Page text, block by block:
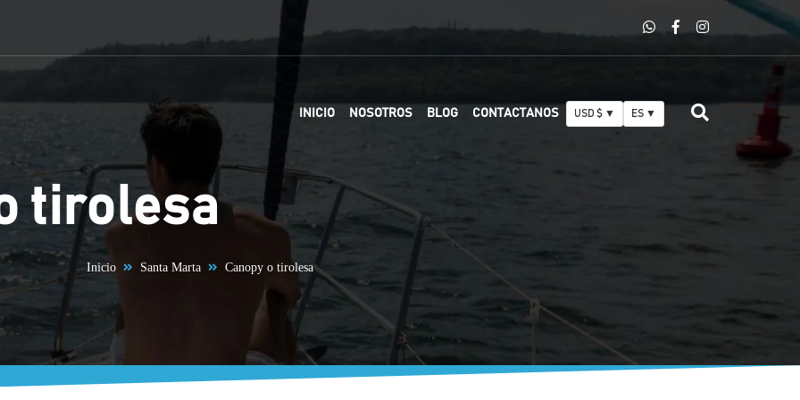
INICIO NOSOTROS BLOG CONTACTANOS USD $ ▼ ES ▼
tirolesa
Inicio Santa Marta Canopy o tirolesa